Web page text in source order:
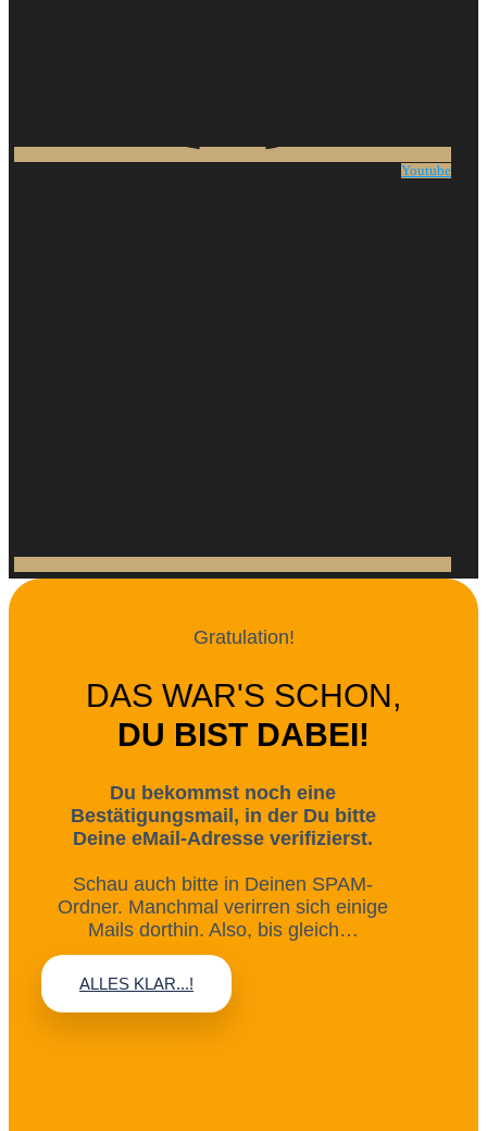
Youtube
Gratulation!
DAS WAR'S SCHON,
DU BIST DABEI!
Du bekommst noch eine
Bestätigungsmail, in der Du bitte
Deine eMail-Adresse verifizierst.
Schau auch bitte in Deinen SPAM-
Ordner. Manchmal verirren sich einige
Mails dorthin. Also, bis gleich…
ALLES KLAR...!